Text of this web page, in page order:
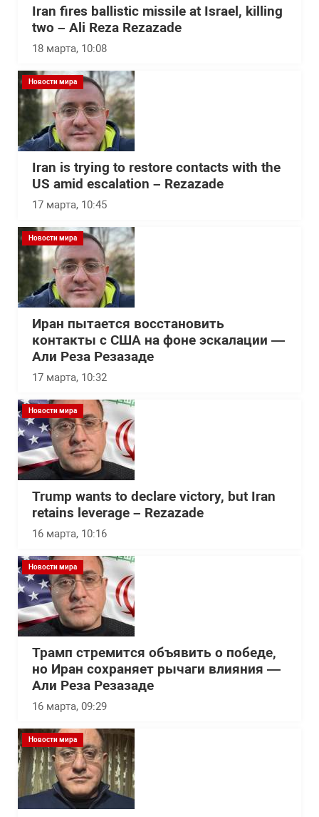
Iran fires ballistic missile at Israel, killing
two – Ali Reza Rezazade
18 марта, 10:08
Новости мира
Iran is trying to restore contacts with the
US amid escalation – Rezazade
17 марта, 10:45
Новости мира
Иран пытается восстановить
контакты с США на фоне эскалации —
Али Реза Резазаде
17 марта, 10:32
Новости мира
Trump wants to declare victory, but Iran
retains leverage – Rezazade
16 марта, 10:16
Новости мира
Трамп стремится объявить о победе,
но Иран сохраняет рычаги влияния —
Али Реза Резазаде
16 марта, 09:29
Новости мира